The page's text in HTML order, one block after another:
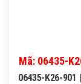
Mã: 06435-
06435-K26-901